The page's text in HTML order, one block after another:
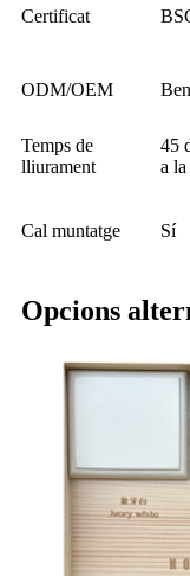
Certificat
ODM/OEM
Temps de
lliurament
45
a
Cal muntatge Sí
Opcions